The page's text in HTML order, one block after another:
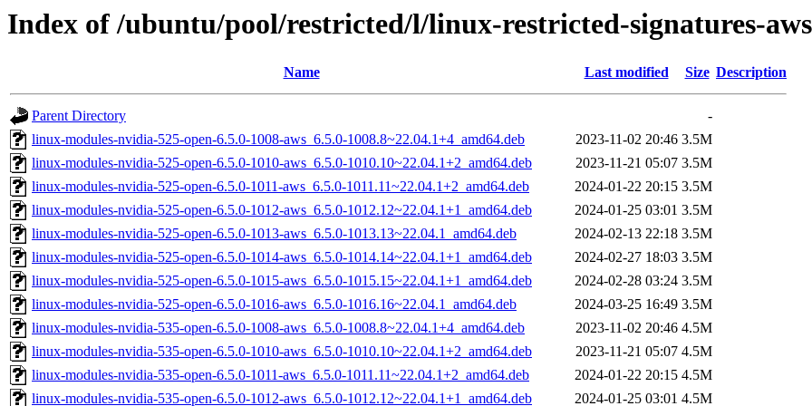
Index of /ubuntu/pool/restricted/l/linux-restricted-signatures-
Name Last modified Size Description
Parent Directory
-
linux-modules-nvidia-525-open-6.5.0-1008-aws_6.5.0-1008.8~22.04.1+4_amd64.deb
2023-11-02 20:46 3.5M
linux-modules-nvidia-525-open-6.5.0-1010-aws_6.5.0-1010.10~22.04.1+2_amd64.deb
2023-11-21 05:07 3.5M
linux-modules-nvidia-525-open-6.5.0-1011-aws_6.5.0-1011.11~22.04.1+2_amd64.deb
2024-01-22 20:15 3.5M
linux-modules-nvidia-525-open-6.5.0-1012-aws_6.5.0-1012.12~22.04.1+1_amd64.deb
2024-01-25 03:01 3.5M
linux-modules-nvidia-525-open-6.5.0-1013-aws_6.5.0-1013.13~22.04.1_amd64.deb
2024-02-13 22:18 3.5M
linux-modules-nvidia-525-open-6.5.0-1014-aws_6.5.0-1014.14~22.04.1+1_amd64.deb
2024-02-27 18:03 3.5M
linux-modules-nvidia-525-open-6.5.0-1015-aws_6.5.0-1015.15~22.04.1+1_amd64.deb
2024-02-28 03:24 3.5M
linux-modules-nvidia-525-open-6.5.0-1016-aws_6.5.0-1016.16~22.04.1_amd64.deb
2024-03-25 16:49 3.5M
linux-modules-nvidia-535-open-6.5.0-1008-aws_6.5.0-1008.8~22.04.1+4_amd64.deb
2023-11-02 20:46 4.5M
linux-modules-nvidia-535-open-6.5.0-1010-aws_6.5.0-1010.10~22.04.1+2_amd64.deb
2023-11-21 05:07 4.5M
linux-modules-nvidia-535-open-6.5.0-1011-aws_6.5.0-1011.11~22.04.1+2_amd64.deb
2024-01-22 20:15 4.5M
linux-modules-nvidia-535-open-6.5.0-1012-aws_6.5.0-1012.12~22.04.1+1_amd64.deb
2024-01-25 03:01 4.5M